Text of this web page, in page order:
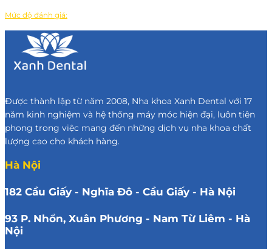
Mức độ đánh giá:
Được thành lập từ năm 2008, Nha khoa Xanh Dental với 17
năm kinh nghiệm và hệ thống máy móc hiện đại, luôn tiên
phong trong việc mang đến những dịch vụ nha khoa chất
lượng cao cho khách hàng.
Hà Nội
182 Cầu Giấy - Nghĩa Đô - Cầu Giấy - Hà Nội
93 P. Nhổn, Xuân Phương - Nam Từ Liêm - Hà
Nội